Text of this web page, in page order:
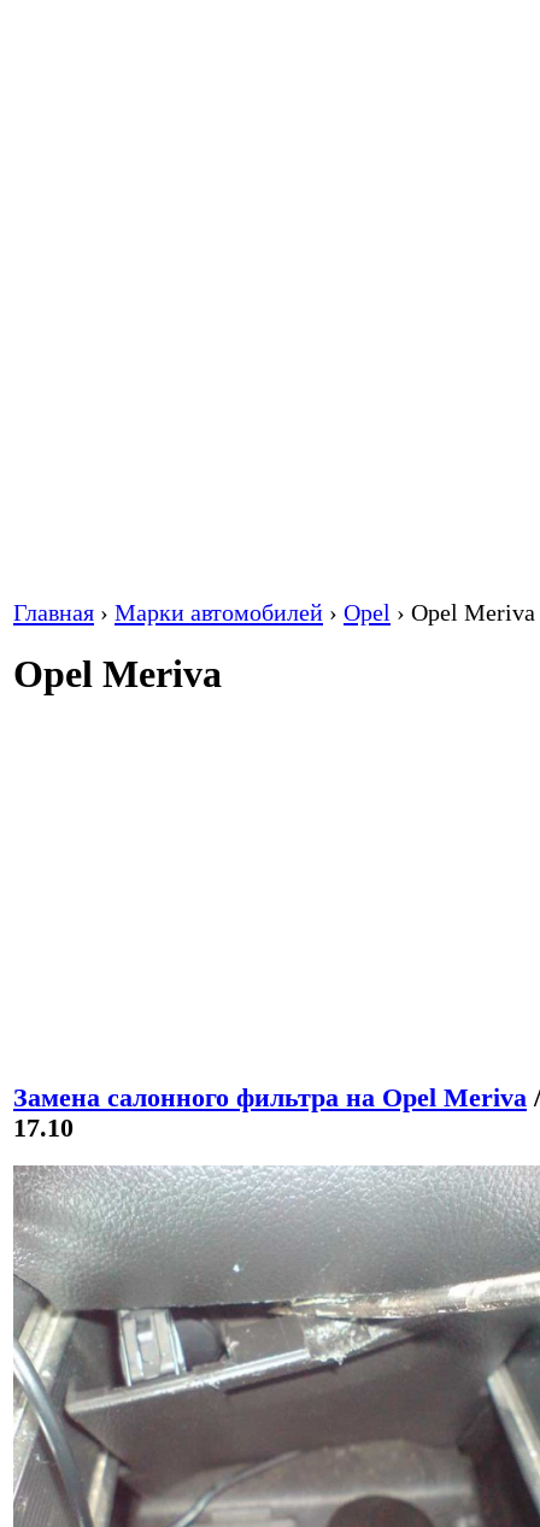
Главная › Марки автомобилей › Opel › Opel Meriva
Opel Meriva
Замена салонного фильтра на Opel Meriva /
17.10